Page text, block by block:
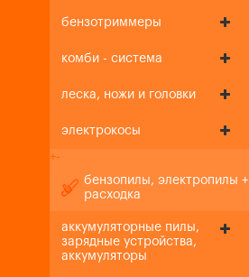
бензотриммеры
комби - система
леска, ножи и головки
электрокосы
+-
бензопилы, электропилы +
расходка
аккумуляторные пилы,
зарядные устройства,
аккумуляторы